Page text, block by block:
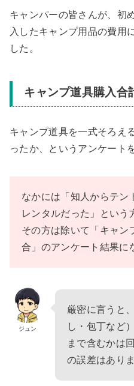
キャンパーの皆さんが、初
入したキャンプ用品の費用
した。
キャンプ道具購入合
キャンプ道具を一式そろえ
ったか、というアンケート
なかには「知人からテン
レンタルだった」という
その方は除いて「キャン
合」のアンケート結果に
ジュン
厳密に言うと
し・包丁など
まで含むかは
の誤差はありま